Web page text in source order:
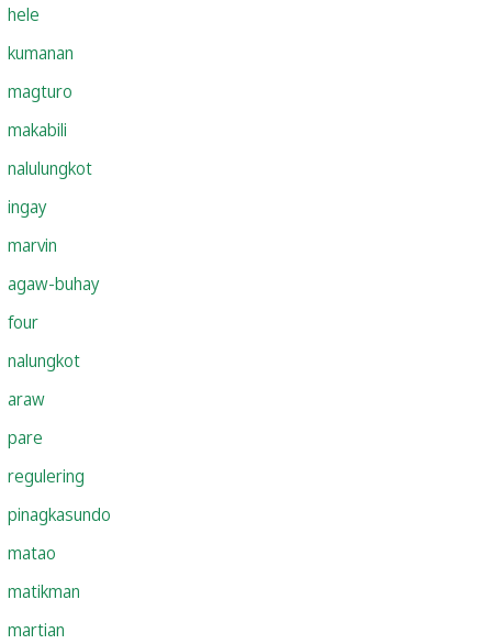
hele
kumanan
magturo
makabili
nalulungkot
ingay
marvin
agaw-buhay
four
nalungkot
araw
pare
regulering
pinagkasundo
matao
matikman
martian